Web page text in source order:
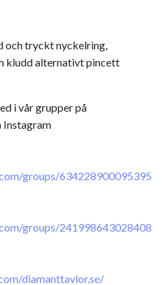
och tryckt nyckelring,
kludd alternativt pincett
i vår grupper på
Instagram
groups/634228900095395
groups/241998643028408
diamanttavlor.se/